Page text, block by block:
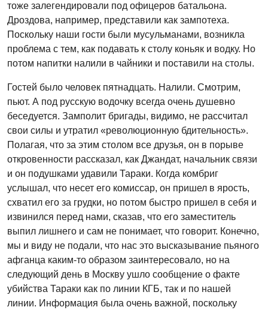
тоже залегендировали под офицеров батальона.
Дроздова, например, представили как зампотеха.
Поскольку наши гости были мусульманами, возникла
проблема с тем, как подавать к столу коньяк и водку. Но
потом напитки налили в чайники и поставили на столы.
Гостей было человек пятнадцать. Налили. Смотрим,
пьют. А под русскую водочку всегда очень душевно
беседуется. Замполит бригады, видимо, не рассчитал
свои силы и утратил «революционную бдительность».
Полагая, что за этим столом все друзья, он в порыве
откровенности рассказал, как Джандат, начальник связи
и он подушками удавили Тараки. Когда комбриг
услышал, что несет его комиссар, он пришел в ярость,
схватил его за грудки, но потом быстро пришел в себя и
извинился перед нами, сказав, что его заместитель
выпил лишнего и сам не понимает, что говорит. Конечно,
мы и виду не подали, что нас это высказывание пьяного
афганца каким-то образом заинтересовало, но на
следующий день в Москву ушло сообщение о факте
убийства Тараки как по линии КГБ, так и по нашей
линии. Информация была очень важной, поскольку